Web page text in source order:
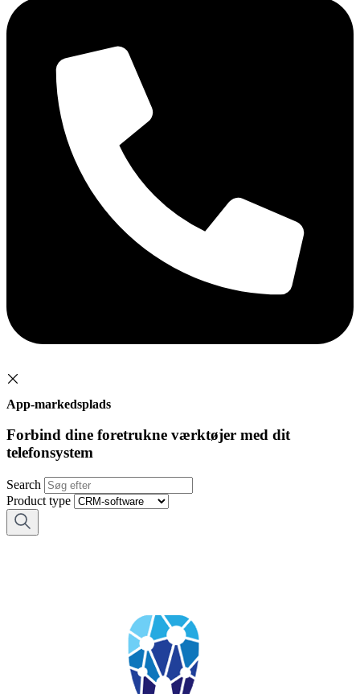
App-markedsplads
Forbind dine foretrukne værktøjer med dit
telefonsystem
Search
Product type